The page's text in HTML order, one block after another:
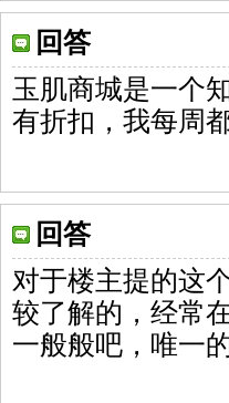
回答
玉肌商城是一个
有折扣，我每周
回答
对于楼主提的这
较了解的，经常
一般般吧，唯一